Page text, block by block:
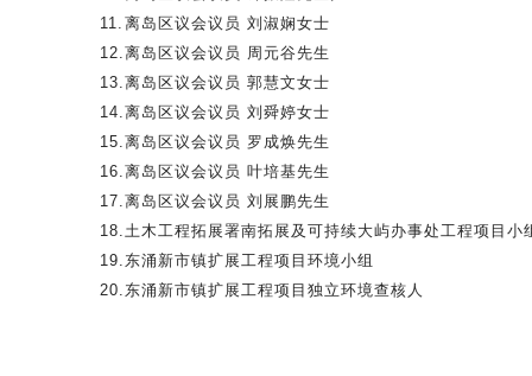
11. 离岛区议会议员 刘淑娴女士
12.离岛区议会议员 周元谷先生
13.离岛区议会议员 郭慧文女士
14.离岛区议会议员 刘舜婷女士
15.离岛区议会议员 罗成焕先生
16.离岛区议会议员 叶培基先生
17.离岛区议会议员 刘展鹏先生
18.土木工程拓展署南拓展及可持续大屿办事处工程项目小
19. 东涌新市镇扩展工程项目环境小组
20. 东涌新市镇扩展工程项目独立环境查核人